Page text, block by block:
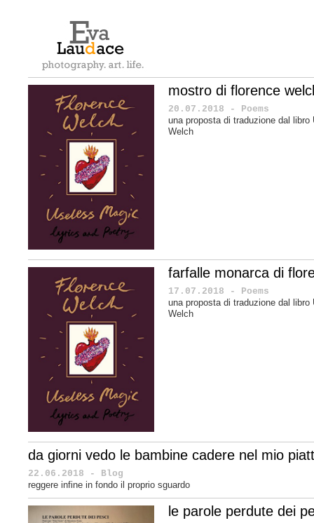
mostro di florence
20.07.2018 - Poems
una proposta di traduzione dal
Welch
farfalle monarca di
17.07.2018 - Poems
una proposta di traduzione dal
Welch
da giorni vedo le bambine cadere nel mio
22.06.2018 - Blog
reggere infine in fondo il proprio sguardo
le parole perdute dei